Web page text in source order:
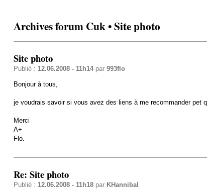
Archives forum Cuk • Site photo
Site photo
Publié : 12.06.2008 - 11h14par 993flo
Bonjour à tous,
je voudrais savoir si vous avez des liens à me recommander pet
Merci
A+
Flo.
Re: Site photo
Publié : 12.06.2008 - 11h18par KHannibal